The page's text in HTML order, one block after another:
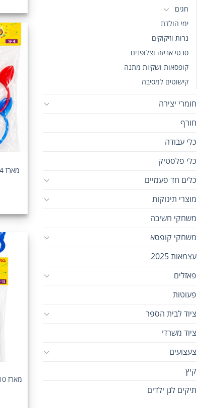
חגים
ימי הולדת
נרות וזיקוקים
סרטי אריזה וצלופנים
קופסאות ושקיות מתנה
קישוטים למסיבה
חומרי יצירה
חורף
כלי עבודה
כלי פלסטיק
כלים חד פעמיים
מוצרי תינוקות
משחקי חשיבה
משחקי קופסא
עצמאות 2025
פאזלים
פעוטות
ציוד לבית הספר
ציוד משרדי
צעצועים
קיץ
תיקים לגן ילדים
מארז 4 יח' קשתות חד קרן צבעוניות